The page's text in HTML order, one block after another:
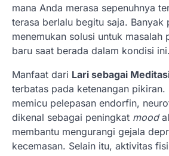
mana Anda merasa sepenuhnya
terasa berlalu begitu saja. Banyak
menemukan solusi untuk
baru saat berada dalam kondisi ini.
Manfaat dari Lari sebagai
terbatas pada ketenangan
memicu pelepasan endorfin,
dikenal sebagai peningkat mood
membantu mengurangi gejala
kecemasan. Selain itu, aktivitas